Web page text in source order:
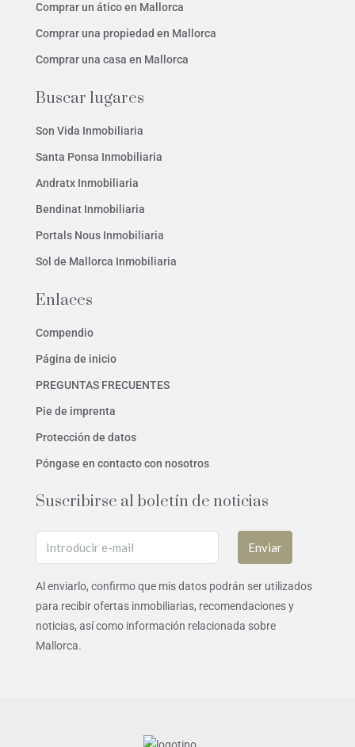
Comprar un ático en Mallorca
Comprar una propiedad en Mallorca
Comprar una casa en Mallorca
Buscar lugares
Son Vida Inmobiliaria
Santa Ponsa Inmobiliaria
Andratx Inmobiliaria
Bendinat Inmobiliaria
Portals Nous Inmobiliaria
Sol de Mallorca Inmobiliaria
Enlaces
Compendio
Página de inicio
PREGUNTAS FRECUENTES
Pie de imprenta
Protección de datos
Póngase en contacto con nosotros
Suscribirse al boletín de noticias
Enviar
Al enviarlo, confirmo que mis datos podrán ser utilizados
para recibir ofertas inmobiliarias, recomendaciones y
noticias, así como información relacionada sobre
Mallorca.